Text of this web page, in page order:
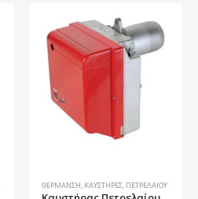
ΘΈΡΜΑΝΣΗ, ΚΑΥΣΤΉΡΕΣ, ΠΕΤΡΕΛΑΊΟΥ